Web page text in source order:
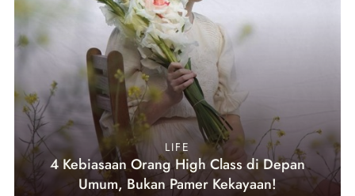
LIFE
4 Kebiasaan Orang High Class di Depan
Umum, Bukan Pamer Kekayaan!